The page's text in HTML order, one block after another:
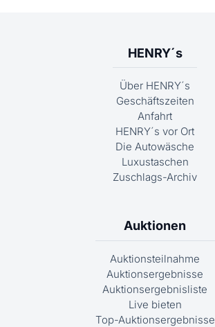
HENRY´s
Über HENRY´s
Geschäftszeiten
Anfahrt
HENRY´s vor Ort
Die Autowäsche
Luxustaschen
Zuschlags-Archiv
Auktionen
Auktionsteilnahme
Auktionsergebnisse
Auktionsergebnisliste
Live bieten
Top-Auktionsergebnisse